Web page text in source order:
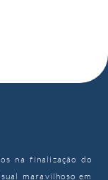
na finalização do
maravilhoso em